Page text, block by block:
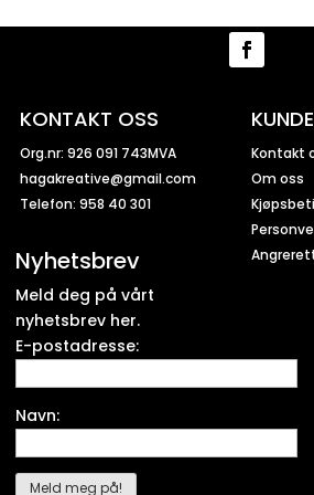
KONTAKT OSS
Org.nr: 926 091 743MVA
hagakreative@gmail.com
Telefon: 958 40 301
Nyhetsbrev
Meld deg på vårt
nyhetsbrev her.
E-postadresse:
Navn:
Kontakt
Om oss